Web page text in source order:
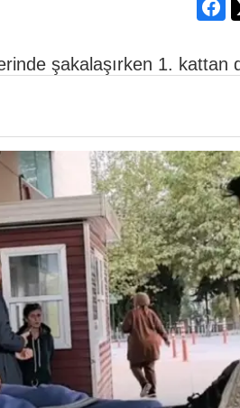
şakalaşırken 1. kattan